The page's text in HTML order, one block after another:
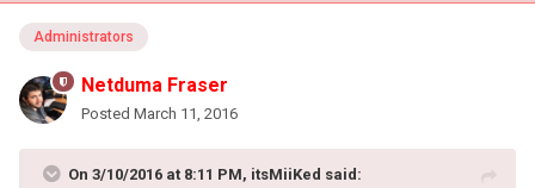
Administrators
Netduma Fraser
Posted March 11, 2016
On 3/10/2016 at 8:11 PM, itsMiiKed said: